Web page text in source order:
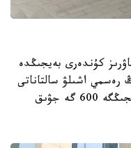
كەتسەك، الداعى 28-29-ناۋرىز كۇندەرى بەيجىڭدە
رەسمي اشىلۋ سالتاناتى
وتەدى. وسىعان وراي قازاقستاننان بەيجىڭگە 600 گە جۋىق